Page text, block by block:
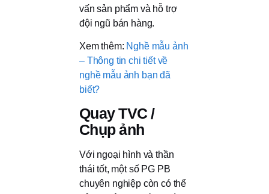
vấn sản phẩm và hỗ trợ
đội ngũ bán hàng.
Xem thêm: Nghề mẫu ảnh
– Thông tin chi tiết về
nghề mẫu ảnh bạn đã
biết?
Quay TVC /
Chụp ảnh
Với ngoại hình và thần
thái tốt, một số PG PB
chuyên nghiệp còn có thể